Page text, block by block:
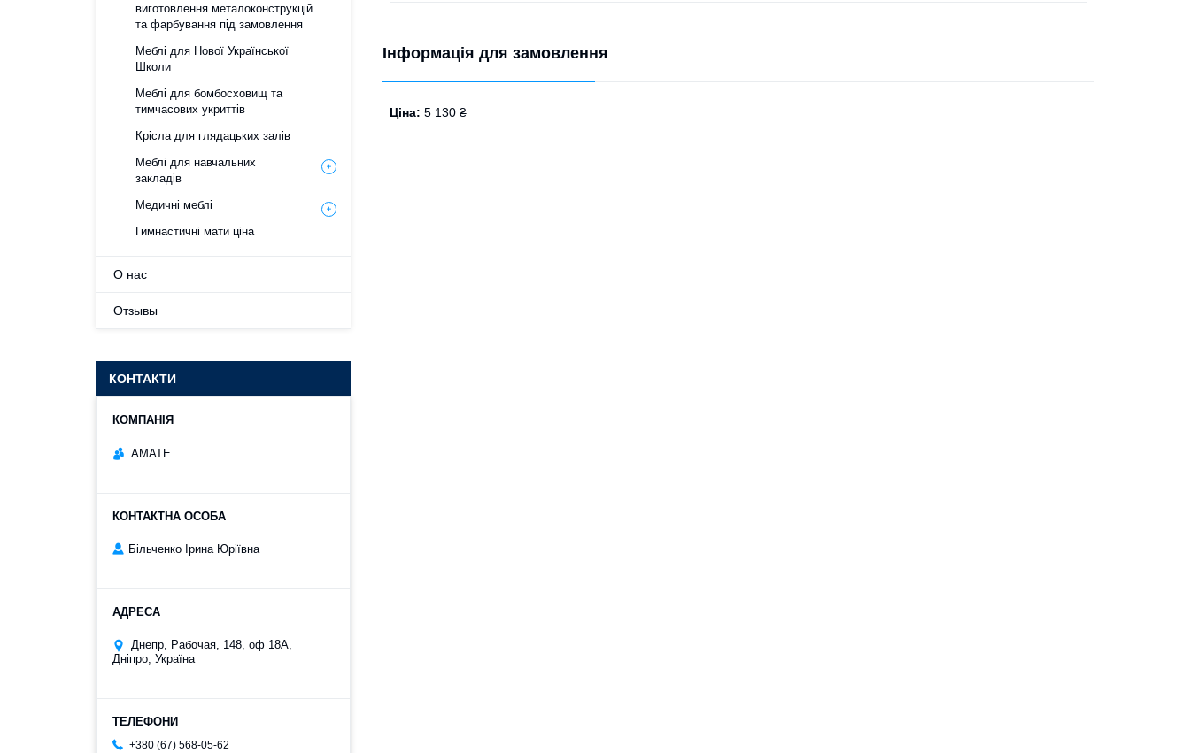
Інформація для замовлення
Ціна: 5 130 ₴
виготовлення металоконструкцій
та фарбування під замовлення
Меблі для Нової Української
Школи
Меблі для бомбосховищ та
тимчасових укриттів
Крісла для глядацьких залів
Меблі для навчальних
закладів
Медичні меблі
Гимнастичні мати ціна
О нас
Отзывы
КОНТАКТИ
АМАТЕ
Більченко Ірина Юріївна
Днепр, Рабочая, 148, оф 18А,
Дніпро, Україна
+380 (67) 568-05-62